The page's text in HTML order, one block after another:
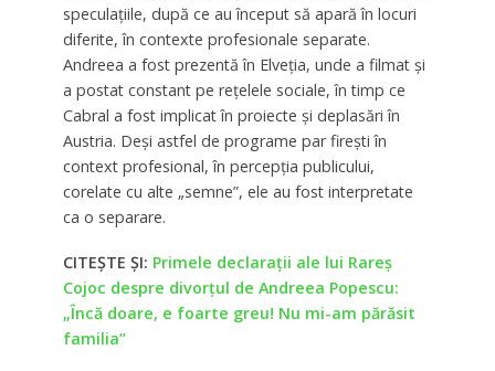
speculațiile, după ce au început să apară în locuri
diferite, în contexte profesionale separate.
Andreea a fost prezentă în Elveția, unde a filmat și
a postat constant pe rețelele sociale, în timp ce
Cabral a fost implicat în proiecte și deplasări în
Austria. Deși astfel de programe par firești în
context profesional, în percepția publicului,
corelate cu alte „semne”, ele au fost interpretate
ca o separare.
CITEȘTE ȘI: Primele declarații ale lui Rareș
Cojoc despre divorțul de Andreea Popescu:
„Încă doare, e foarte greu! Nu mi-am părăsit
familia”